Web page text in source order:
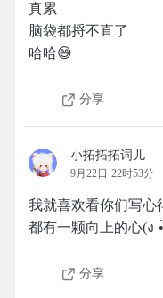
真累
脑袋都捋不直了
哈哈😄
分享
小拓拓拓词儿
9月22日 22时53分
我就喜欢看你们写心
都有一颗向上的心(ง
分享